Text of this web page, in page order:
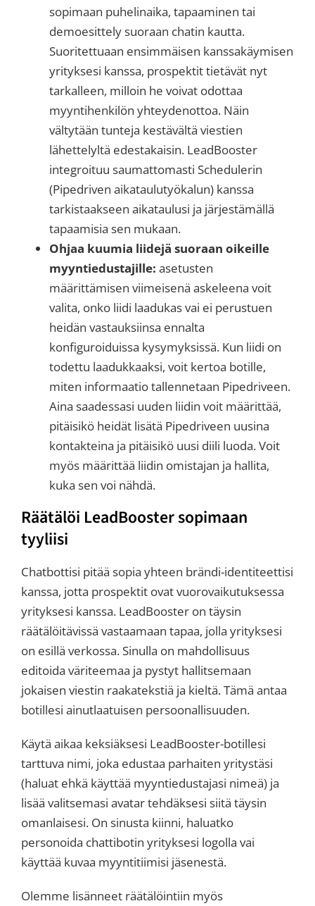
sopimaan puhelinaika, tapaaminen tai
demoesittely suoraan chatin kautta.
Suoritettuaan ensimmäisen kanssakäymisen
yrityksesi kanssa, prospektit tietävät nyt
tarkalleen, milloin he voivat odottaa
myyntihenkilön yhteydenottoa. Näin
vältytään tunteja kestävältä viestien
lähettelyltä edestakaisin. LeadBooster
integroituu saumattomasti Schedulerin
(Pipedriven aikataulutyökalun) kanssa
tarkistaakseen aikataulusi ja järjestämällä
tapaamisia sen mukaan.
Ohjaa kuumia liidejä suoraan oikeille
myyntiedustajille: asetusten
määrittämisen viimeisenä askeleena voit
valita, onko liidi laadukas vai ei perustuen
heidän vastauksiinsa ennalta
konfiguroiduissa kysymyksissä. Kun liidi on
todettu laadukkaaksi, voit kertoa botille,
miten informaatio tallennetaan Pipedriveen.
Aina saadessasi uuden liidin voit määrittää,
pitäisikö heidät lisätä Pipedriveen uusina
kontakteina ja pitäisikö uusi diili luoda. Voit
myös määrittää liidin omistajan ja hallita,
kuka sen voi nähdä.
Räätälöi LeadBooster sopimaan
tyyliisi
Chatbottisi pitää sopia yhteen brändi-identiteettisi
kanssa, jotta prospektit ovat vuorovaikutuksessa
yrityksesi kanssa. LeadBooster on täysin
räätälöitävissä vastaamaan tapaa, jolla yrityksesi
on esillä verkossa. Sinulla on mahdollisuus
editoida väriteemaa ja pystyt hallitsemaan
jokaisen viestin raakatekstiä ja kieltä. Tämä antaa
botillesi ainutlaatuisen persoonallisuuden.
Käytä aikaa keksiäksesi LeadBooster-botillesi
tarttuva nimi, joka edustaa parhaiten yritystäsi
(haluat ehkä käyttää myyntiedustajasi nimeä) ja
lisää valitsemasi avatar tehdäksesi siitä täysin
omanlaisesi. On sinusta kiinni, haluatko
personoida chattibotin yrityksesi logolla vai
käyttää kuvaa myyntitiimisi jäsenestä.
Olemme lisänneet räätälöintiin myös